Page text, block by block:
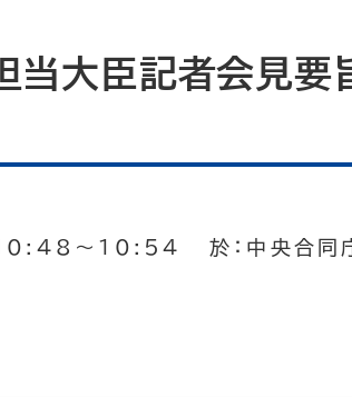
当大臣記者会見要
10:48～10:54 於：中央合同